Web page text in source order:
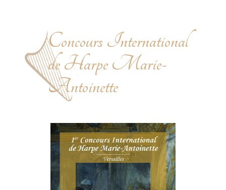
Concours International
de Harpe Marie-
Antoinette